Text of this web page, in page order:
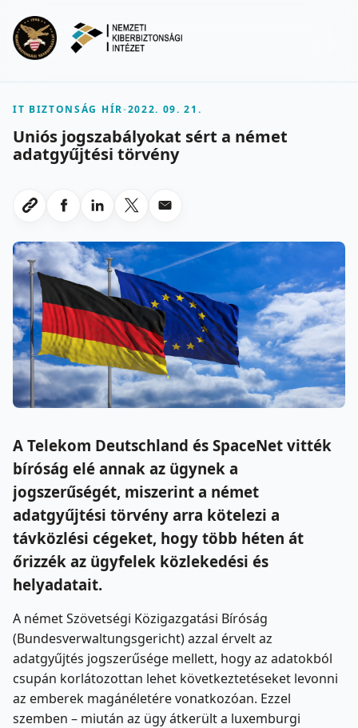
IT BIZTONSÁG HÍR-2022. 09. 21.
Uniós jogszabályokat sért a német
adatgyűjtési törvény
Link masolasa
Megosztas Facebookon
Megosztas LinkedInen
Megosztas X-en
Megosztas emailben
A Telekom Deutschland és SpaceNet vitték
bíróság elé annak az ügynek a
jogszerűségét, miszerint a német
adatgyűjtési törvény arra kötelezi a
távközlési cégeket, hogy több héten át
őrizzék az ügyfelek közlekedési és
helyadatait.
A német Szövetségi Közigazgatási Bíróság
(Bundesverwaltungsgericht) azzal érvelt az
adatgyűjtés jogszerűsége mellett, hogy az adatokból
csupán korlátozottan lehet következtetéseket levonni
az emberek magánéletére vonatkozóan. Ezzel
szemben – miután az ügy átkerült a luxemburgi